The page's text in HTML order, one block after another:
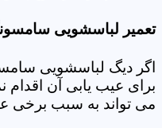
تعمیر لباسشویی
اگر دیگ لباسشویی
برای عیب یابی آن اقدام
می تواند به سبب برخی